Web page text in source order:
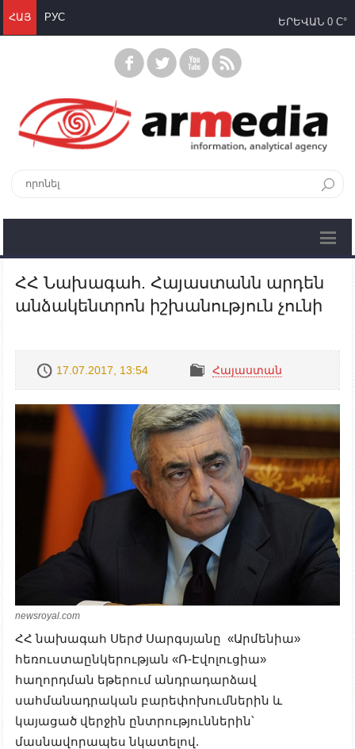
ՀԱՅ РУС ԵՐԵՎԱՆ 0 C°
ՀՀ Նախագահ. Հայաստանն արդեն
անձակենտրոն իշխանություն չունի
17.07.2017, 13:54 Հայաստան
newsroyal.com
ՀՀ նախագահ Սերժ Սարգսյանը «Արմենիա»
հեռուստաընկերության «Ռ-Էվոլուցիա»
հաղորդման եթերում անդրադարձավ
սահմանադրական բարեփոխումներին և
կայացած վերջին ընտրություններին՝
մասնավորապես նկատելով.